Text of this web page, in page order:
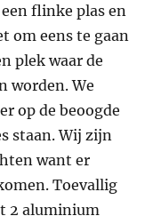
flinke plas en
om eens te gaan
plek waar de
worden. We
op de beoogde
staan. Wij zijn
want er
Toevallig
2 aluminium